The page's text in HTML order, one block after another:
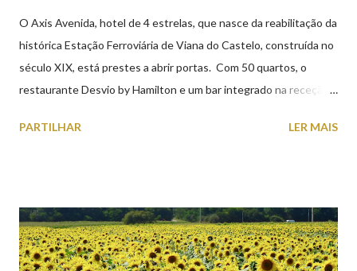
O Axis Avenida, hotel de 4 estrelas, que nasce da reabilitação da
histórica Estação Ferroviária de Viana do Castelo, construída no
século XIX, está prestes a abrir portas. Com 50 quartos, o
restaurante Desvio by Hamilton e um bar integrado na receção,
peças históricas cedidas pela IP Património que homenageiam a
PARTILHAR LER MAIS